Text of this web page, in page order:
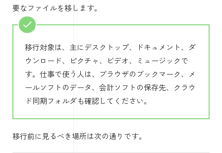
要なファイルを移します。
移行対象は、主にデスクトップ、ドキュメント、ダ
ウンロード、ピクチャ、ビデオ、ミュージックで
す。仕事で使う人は、ブラウザのブックマーク、メ
ールソフトのデータ、会計ソフトの保存先、クラウ
ド同期フォルダも確認してください。
移行前に見るべき場所は次の通りです。